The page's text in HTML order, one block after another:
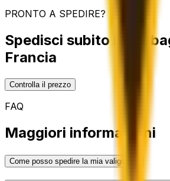
PRONTO A SPEDIRE?
Spedisci subito i tuoi
Francia
Controlla il prezzo
FAQ
Maggiori informazioni
Come posso spedire la mia valigia?